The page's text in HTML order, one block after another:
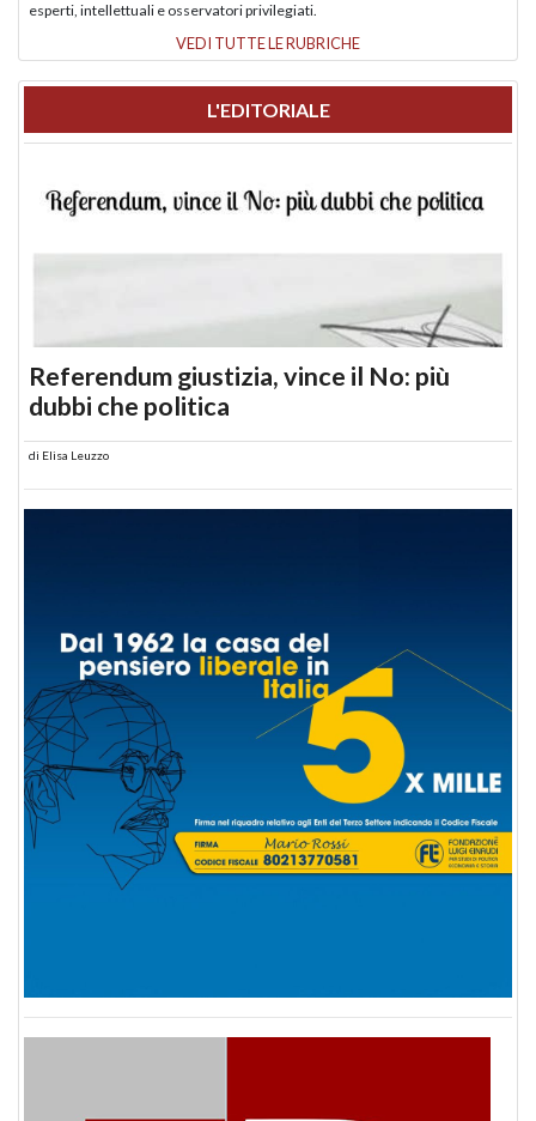
esperti, intellettuali e osservatori privilegiati.
VEDI TUTTE LE RUBRICHE
L'EDITORIALE
Referendum giustizia, vince il No: più
dubbi che politica
di Elisa Leuzzo